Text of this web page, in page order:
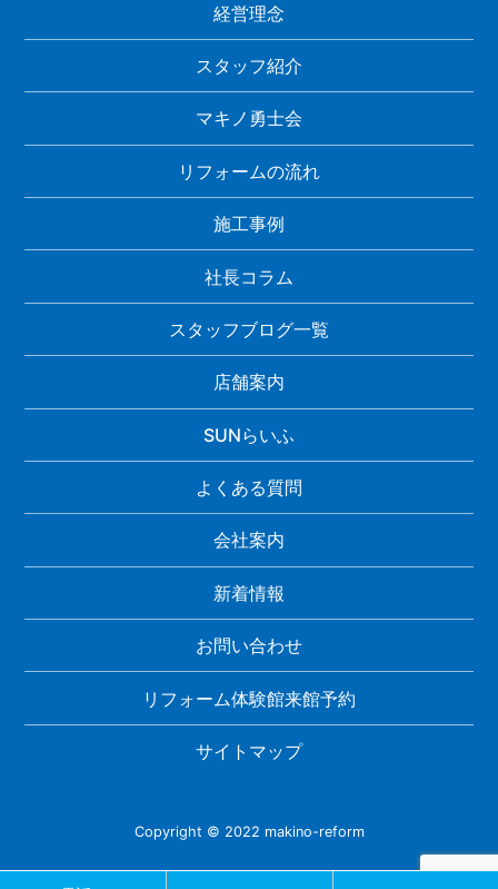
経営理念
スタッフ紹介
マキノ勇士会
リフォームの流れ
施工事例
社長コラム
スタッフブログ一覧
店舗案内
SUNらいふ
よくある質問
会社案内
新着情報
お問い合わせ
リフォーム体験館来館予約
サイトマップ
Copyright © 2022 makino-reform